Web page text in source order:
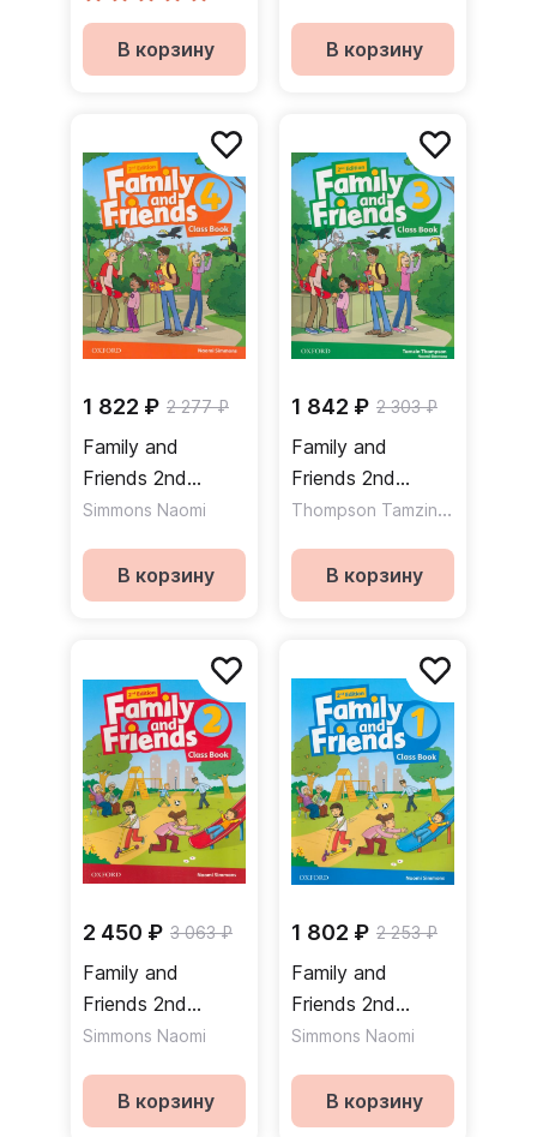
В корзину В корзину
1 822 ₽ 2 277 ₽
Family and
Friends 2nd
Edition 4 Class
Simmons Naomi
В корзину
1 842 ₽ 2 303 ₽
Family and
Friends 2nd
Edition 3 Class
Thompson Tamzin
,Simmons
В корзину
2 450 ₽ 3 063 ₽
Family and
Friends 2nd
Edition 2 Class
Simmons Naomi
В корзину
1 802 ₽ 2 253 ₽
Family and
Friends 2nd
Edition 1 Class
Simmons Naomi
В корзину